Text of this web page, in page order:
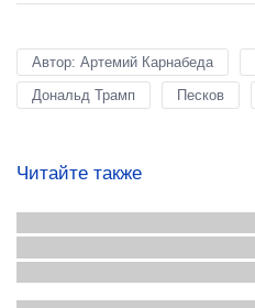
Автор: Артемий Карнабеда
Дональд Трамп
Песков
Читайте также